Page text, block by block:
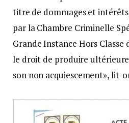
titre de dommages et
par la Chambre Criminelle
Grande Instance Hors Classe
le droit de produire
son non acquiescement», lit-